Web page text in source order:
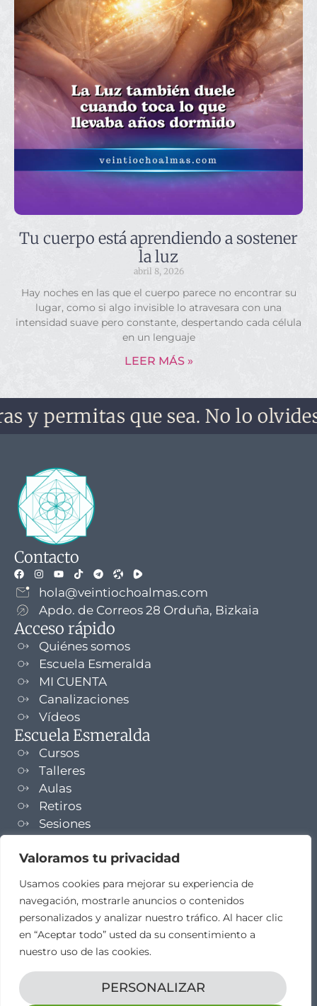
Valoramos tu privacidad
Usamos cookies para mejorar su experiencia de
navegación, mostrarle anuncios o contenidos
personalizados y analizar nuestro tráfico. Al hacer clic
en “Aceptar todo” usted da su consentimiento a
nuestro uso de las cookies.
PERSONALIZAR
Tu cuerpo está aprendiendo a sostener
la luz
abril 8, 2026
Hay noches en las que el cuerpo parece no encontrar su
lugar, como si algo invisible lo atravesara con una
intensidad suave pero constante, despertando cada célula
en un lenguaje
LEER MÁS »
que sea. No lo olvides, no
Contacto
hola@veintiochoalmas.com
Apdo. de Correos 28 Orduña, Bizkaia
Acceso rápido
Quiénes somos
Escuela Esmeralda
MI CUENTA
Canalizaciones
Vídeos
Escuela Esmeralda
Cursos
Talleres
Aulas
Retiros
Sesiones
NEWSLETTER
TELEGRAM
Aviso legal